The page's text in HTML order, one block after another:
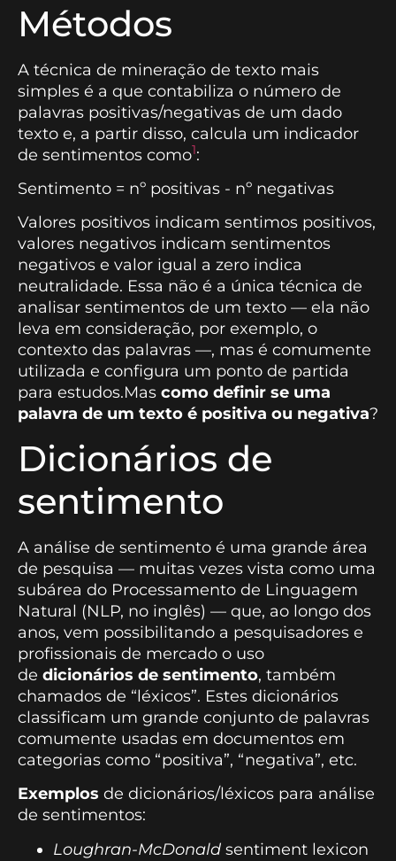
Métodos
A técnica de mineração de texto mais
simples é a que contabiliza o número de
palavras positivas/negativas de um dado
texto e, a partir disso, calcula um indicador
de sentimentos como1:
Sentimento = nº positivas - nº negativas
Valores positivos indicam sentimos positivos,
valores negativos indicam sentimentos
negativos e valor igual a zero indica
neutralidade. Essa não é a única técnica de
analisar sentimentos de um texto — ela não
leva em consideração, por exemplo, o
contexto das palavras —, mas é comumente
utilizada e configura um ponto de partida
para estudos.Mas como definir se uma
palavra de um texto é positiva ou negativa?
Dicionários de
sentimento
A análise de sentimento é uma grande área
de pesquisa — muitas vezes vista como uma
subárea do Processamento de Linguagem
Natural (NLP, no inglês) — que, ao longo dos
anos, vem possibilitando a pesquisadores e
profissionais de mercado o uso
de dicionários de sentimento, também
chamados de “léxicos”. Estes dicionários
classificam um grande conjunto de palavras
comumente usadas em documentos em
categorias como “positiva”, “negativa”, etc.
Exemplos de dicionários/léxicos para análise
de sentimentos:
Loughran-McDonald sentiment lexicon